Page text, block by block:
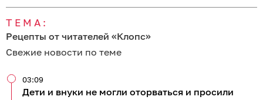
ТЕМА:
Рецепты от читателей «Клопс»
Свежие новости по теме
Дети и внуки не могли оторваться и просили
03:09